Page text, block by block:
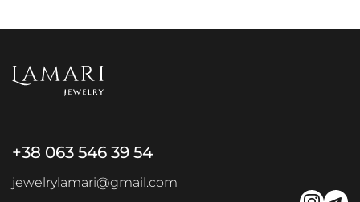
+38 063 546 39 54
jewelrylamari@gmail.com